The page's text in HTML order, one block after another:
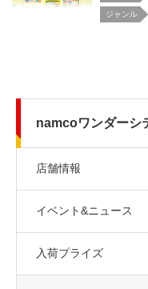
namcoワンダーシ
店舗情報
イベント&ニュース
入荷プライズ